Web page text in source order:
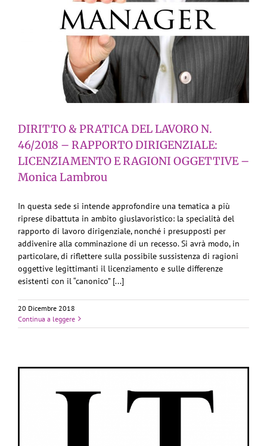
DIRITTO & PRATICA DEL LAVORO N.
46/2018 – RAPPORTO DIRIGENZIALE:
LICENZIAMENTO E RAGIONI OGGETTIVE –
Monica Lambrou
In questa sede si intende approfondire una tematica a più
riprese dibattuta in ambito giuslavoristico: la specialità del
rapporto di lavoro dirigenziale, nonché i presupposti per
addivenire alla comminazione di un recesso. Si avrà modo, in
particolare, di riflettere sulla possibile sussistenza di ragioni
oggettive legittimanti il licenziamento e sulle differenze
esistenti con il “canonico” [...]
20 Dicembre 2018
Continua a leggere